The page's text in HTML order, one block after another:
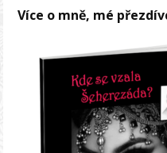
Více o mně, mé